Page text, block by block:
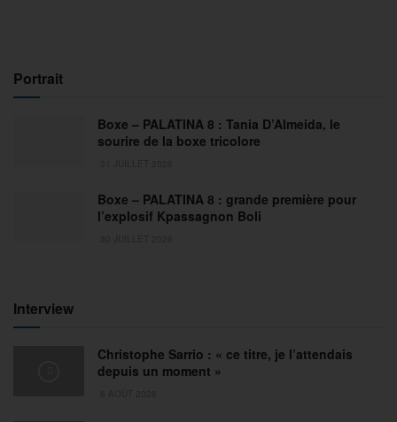
Portrait
Boxe – PALATINA 8 : Tania D’Almeida, le
sourire de la boxe tricolore
Boxe – PALATINA 8 : grande première pour
l’explosif Kpassagnon Boli
Interview
Christophe Sarrio : « ce titre, je l’attendais
depuis un moment »